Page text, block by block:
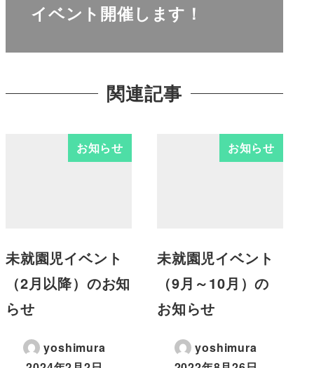
イベント開催します！
関連記事
お知らせ
未就園児イベント
（2月以降）のお知
らせ
yoshimura
お知らせ
未就園児イベント
（9月～10月）の
お知らせ
yoshimura